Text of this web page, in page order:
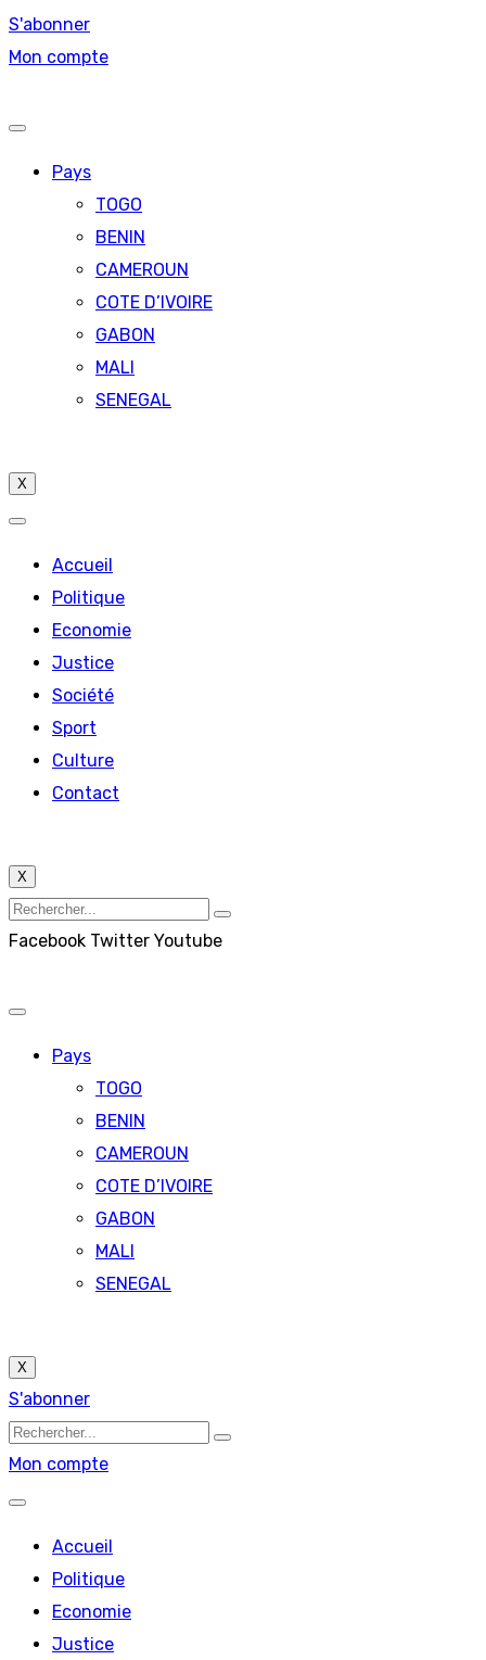
S'abonner
Mon compte
Pays
TOGO
BENIN
CAMEROUN
COTE D’IVOIRE
GABON
MALI
SENEGAL
X
Accueil
Politique
Economie
Justice
Société
Sport
Culture
Contact
X
Facebook Twitter Youtube
Pays
TOGO
BENIN
CAMEROUN
COTE D’IVOIRE
GABON
MALI
SENEGAL
X
S'abonner
Mon compte
Accueil
Politique
Economie
Justice